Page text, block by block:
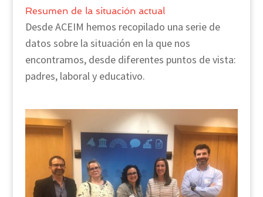
Resumen de la situación actual
Desde ACEIM hemos recopilado una serie de
datos sobre la situación en la que nos
encontramos, desde diferentes puntos de vista:
padres, laboral y educativo.